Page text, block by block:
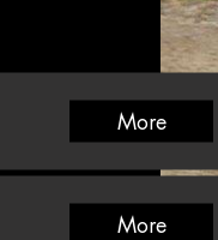
More
More